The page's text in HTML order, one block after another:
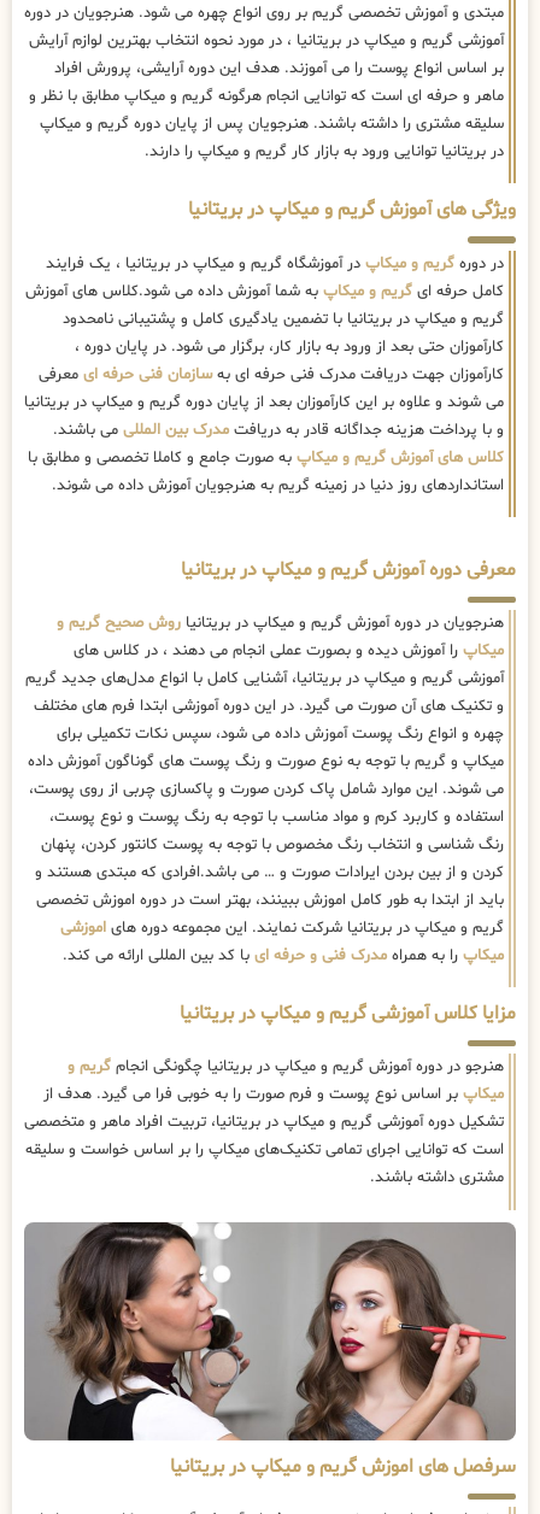
مبتدی و آموزش تخصصی گریم بر روی انواع چهره می شود. هنرجویان در دوره
آموزشی گریم و میکاپ در بریتانیا ، در مورد نحوه انتخاب بهترین لوازم آرایش
بر اساس انواع پوست را می آموزند. هدف این دوره آرایشی، پرورش افراد
ماهر و حرفه ای است که توانایی انجام هرگونه گریم و میکاپ مطابق با نظر و
سلیقه مشتری را داشته باشند. هنرجویان پس از پایان دوره گریم و میکاپ
در بریتانیا توانایی ورود به بازار کار گریم و میکاپ را دارند.
ویژگی های آموزش گریم و میکاپ در بریتانیا
در دوره گریم و میکاپ در آموزشگاه گریم و میکاپ در بریتانیا ، یک فرایند
کامل حرفه ای گریم و میکاپ به شما آموزش داده می شود.کلاس های آموزش
گریم و میکاپ در بریتانیا با تضمین یادگیری کامل و پشتیبانی نامحدود
کارآموزان حتی بعد از ورود به بازار کار، برگزار می شود. در پایان دوره ،
کارآموزان جهت دریافت مدرک فنی حرفه ای بهسازمان فنی حرفه ای معرفی
می شوند و علاوه بر این کارآموزان بعد از پایان دوره گریم و میکاپ در بریتانیا
و با پرداخت هزینه جداگانه قادر به دریافت مدرک بین المللی می باشند.
کلاس های آموزش گریم و میکاپ به صورت جامع و کاملا تخصصی و مطابق با
استانداردهای روز دنیا در زمینه گریم به هنرجویان آموزش داده می شوند.
معرفی دوره آموزش گریم و میکاپ در بریتانیا
هنرجویان در دوره آموزش گریم و میکاپ در بریتانیا روش صحیح گریم و
میکاپ را آموزش دیده و بصورت عملی انجام می دهند ، در کلاس های
آموزشی گریم و میکاپ در بریتانیا، آشنایی کامل با انواع مدل‌های جدید گریم
و تکنیک های آن صورت می گیرد. در این دوره آموزشی ابتدا فرم های مختلف
چهره و انواع رنگ پوست آموزش داده می شود، سپس نکات تکمیلی برای
میکاپ و گریم با توجه به نوع صورت و رنگ پوست های گوناگون آموزش داده
می شوند. این موارد شامل پاک کردن صورت و پاکسازی چربی از روی پوست،
استفاده و کاربرد کرم و مواد مناسب با توجه به رنگ پوست و نوع پوست،
رنگ شناسی و انتخاب رنگ مخصوص با توجه به پوست کانتور کردن، پنهان
کردن و از بین بردن ایرادات صورت و … می باشد.افرادی که مبتدی هستند و
باید از ابتدا به طور کامل اموزش ببینند، بهتر است در دوره اموزش تخصصی
گریم و میکاپ در بریتانیا شرکت نمایند. این مجموعه دوره های اموزشی
میکاپ را به همراه مدرک فنی و حرفه ای با کد بین المللی ارائه می کند.
مزایا کلاس آموزشی گریم و میکاپ در بریتانیا
هنرجو در دوره آموزش گریم و میکاپ در بریتانیا چگونگی انجام گریم و
میکاپ بر اساس نوع پوست و فرم صورت را به خوبی فرا می گیرد. هدف از
تشکیل دوره آموزشی گریم و میکاپ در بریتانیا، تربیت افراد ماهر و متخصصی
است که توانایی اجرای تمامی تکنیک‌های میکاپ را بر اساس خواست و سلیقه
مشتری داشته باشند.
سرفصل های اموزش گریم و میکاپ در بریتانیا